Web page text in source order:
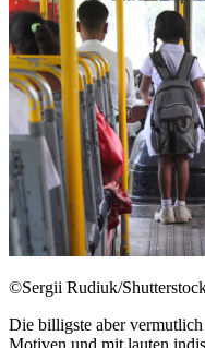
©Sergii Rudiuk/
Die billigste aber